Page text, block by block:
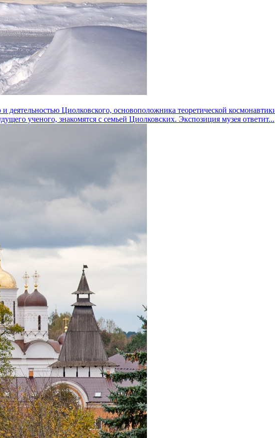
деятельностью Циолковского, основоположника теоретической
ученого, знакомятся с семьей Циолковских. Экспозиция музея ответит...